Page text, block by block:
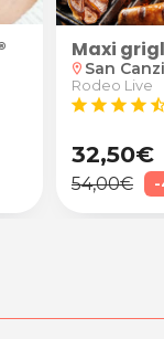
eMaxi
location_on San
Rodeo Live
star star star star
32,50€
54,00€ -